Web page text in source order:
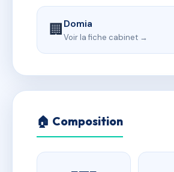
🏢Domia
Voir la fiche cabinet →
🏠 Composition